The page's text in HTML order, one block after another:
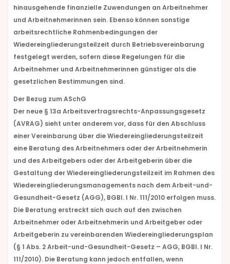
hinausgehende finanzielle Zuwendungen an Arbeitnehmer
und Arbeitnehmerinnen sein. Ebenso können sonstige
arbeitsrechtliche Rahmenbedingungen der
Wiedereingliederungsteilzeit durch Betriebsvereinbarung
festgelegt werden, sofern diese Regelungen für die
Arbeitnehmer und Arbeitnehmerinnen günstiger als die
gesetzlichen Bestimmungen sind.
Der Bezug zum ASchG
Der neue § 13a Arbeitsvertragsrechts-Anpassungsgesetz
(AVRAG) sieht unter anderem vor, dass für den Abschluss
einer Vereinbarung über die Wiedereingliederungsteilzeit
eine Beratung des Arbeitnehmers oder der Arbeitnehmerin
und des Arbeitgebers oder der Arbeitgeberin über die
Gestaltung der Wiedereingliederungsteilzeit im Rahmen des
Wiedereingliederungsmanagements nach dem Arbeit-und-
Gesundheit-Gesetz (AGG), BGBl. I Nr. 111/2010 erfolgen muss.
Die Beratung erstreckt sich auch auf den zwischen
Arbeitnehmer oder Arbeitnehmerin und Arbeitgeber oder
Arbeitgeberin zu vereinbarenden Wiedereingliederungsplan
(§ 1 Abs. 2 Arbeit-und-Gesundheit-Gesetz – AGG, BGBl. I Nr.
111/2010). Die Beratung kann jedoch entfallen, wenn